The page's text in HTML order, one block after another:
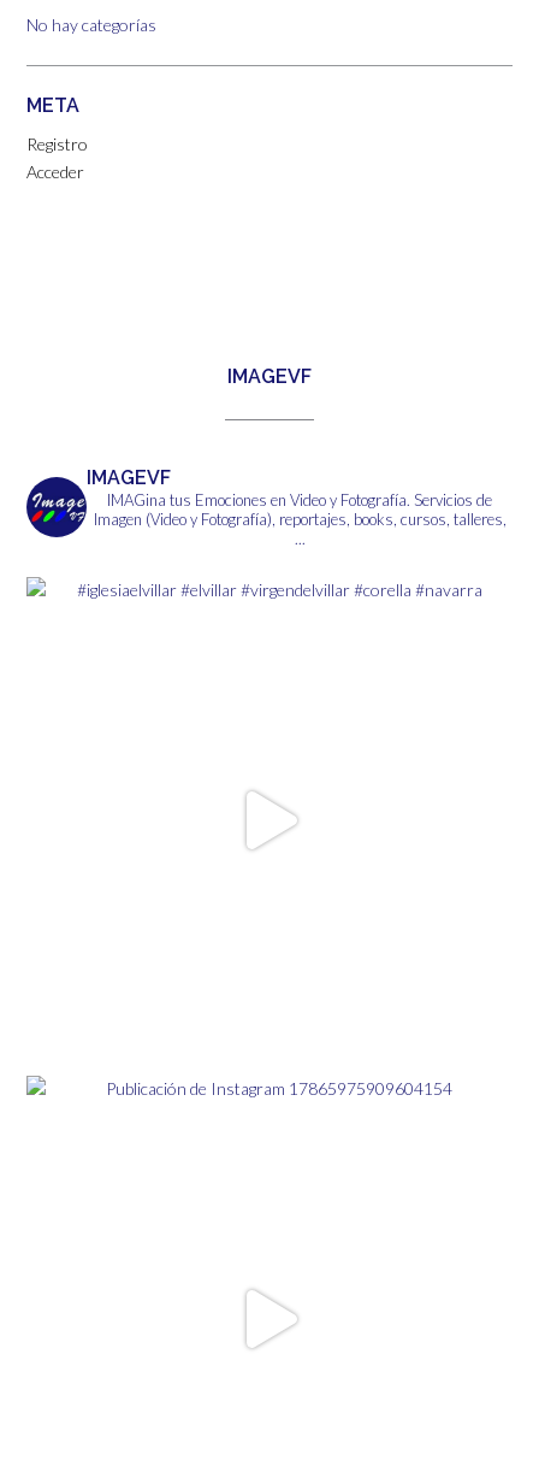
No hay categorías
META
Registro
Acceder
IMAGEVF
IMAGEVF
IMAGina tus Emociones en Video y Fotografía. Servicios de
Imagen (Video y Fotografía), reportajes, books, cursos, talleres,
...